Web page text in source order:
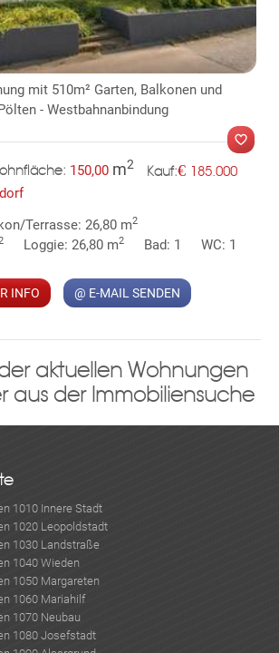
mit 510m² Garten, Balkonen und
- Westbahnanbindung
150,00 m2 Kauf:€ 185.000
Terrasse: 26,80 m2
Loggie: 26,80 m2 Bad: 1 WC: 1
INFO @ E-MAIL SENDEN
aktuellen Wohnungen
aus der Immobiliensuche
1010 Innere Stadt
1020 Leopoldstadt
1030 Landstraße
1040 Wieden
1050 Margareten
1060 Mariahilf
1070 Neubau
1080 Josefstadt